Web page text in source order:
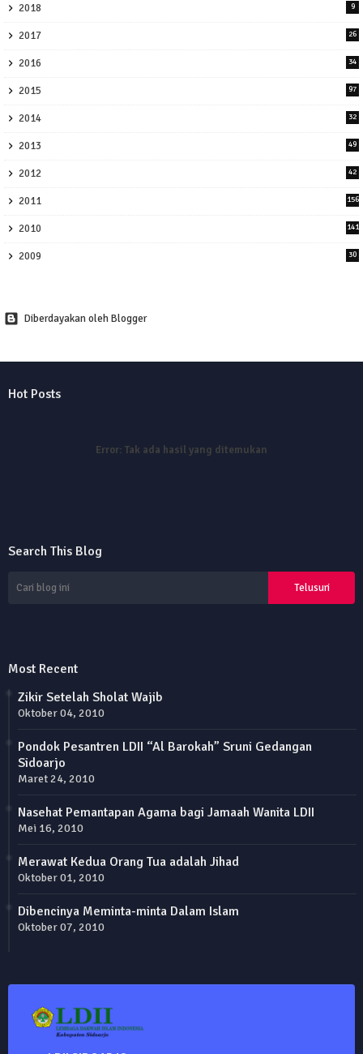
2018 9
2017 26
2016 34
2015 97
2014 32
2013 49
2012 42
2011 156
2010 141
2009 30
Diberdayakan oleh Blogger
Hot Posts
Error: Tak ada hasil yang ditemukan
Search This Blog
Most Recent
Zikir Setelah Sholat Wajib
Oktober 04, 2010
Pondok Pesantren LDII “Al Barokah” Sruni Gedangan
Sidoarjo
Maret 24, 2010
Nasehat Pemantapan Agama bagi Jamaah Wanita LDII
Mei 16, 2010
Merawat Kedua Orang Tua adalah Jihad
Oktober 01, 2010
Dibencinya Meminta-minta Dalam Islam
Oktober 07, 2010